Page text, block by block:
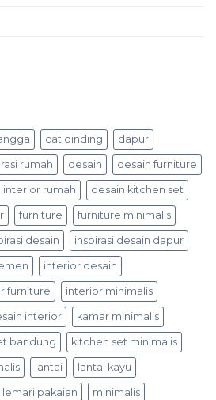
cat dinding dapur
rumah desain desain furniture
interior rumah desain kitchen set
furniture furniture minimalis
desain inspirasi desain dapur
interior desain
furniture interior minimalis
interior kamar minimalis
bandung kitchen set minimalis
lantai lantai kayu
lemari pakaian minimalis